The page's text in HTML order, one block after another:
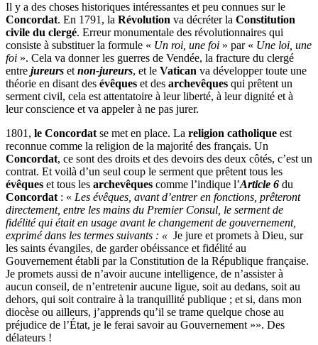
Il y a des choses historiques intéressantes et peu connues sur le
Concordat. En 1791, la Révolution va décréter la Constitution
civile du clergé. Erreur monumentale des révolutionnaires qui
consiste à substituer la formule « Un roi, une foi » par « Une loi, une
foi ». Cela va donner les guerres de Vendée, la fracture du clergé
entre jureurs et non-jureurs, et le Vatican va développer toute une
théorie en disant des évêques et des archevêques qui prêtent un
serment civil, cela est attentatoire à leur liberté, à leur dignité et à
leur conscience et va appeler à ne pas jurer.
1801, le Concordat se met en place. La religion catholique est
reconnue comme la religion de la majorité des français. Un
Concordat, ce sont des droits et des devoirs des deux côtés, c’est un
contrat. Et voilà d’un seul coup le serment que prêtent tous les
évêques et tous les archevêques comme l’indique l’Article 6 du
Concordat : « Les évêques, avant d’entrer en fonctions, prêteront
directement, entre les mains du Premier Consul, le serment de
fidélité qui était en usage avant le changement de gouvernement,
exprimé dans les termes suivants : « Je jure et promets à Dieu, sur
les saints évangiles, de garder obéissance et fidélité au
Gouvernement établi par la Constitution de la République française.
Je promets aussi de n’avoir aucune intelligence, de n’assister à
aucun conseil, de n’entretenir aucune ligue, soit au dedans, soit au
dehors, qui soit contraire à la tranquillité publique ; et si, dans mon
diocèse ou ailleurs, j’apprends qu’il se trame quelque chose au
préjudice de l’État, je le ferai savoir au Gouvernement »». Des
délateurs !